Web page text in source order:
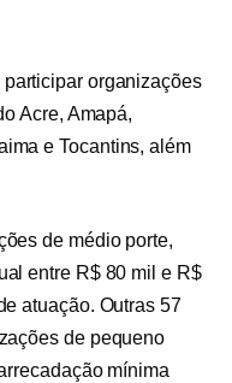
participar organizações
Acre, Amapá,
e Tocantins, além
de médio porte,
entre R$ 80 mil e R$
atuação. Outras 57
de pequeno
mínima